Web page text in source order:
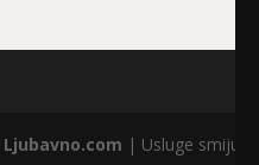
Ljubavno.com | Usluge smiju